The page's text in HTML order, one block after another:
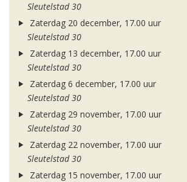
Sleutelstad 30
Zaterdag 20 december, 17.00 uur
Sleutelstad 30
Zaterdag 13 december, 17.00 uur
Sleutelstad 30
Zaterdag 6 december, 17.00 uur
Sleutelstad 30
Zaterdag 29 november, 17.00 uur
Sleutelstad 30
Zaterdag 22 november, 17.00 uur
Sleutelstad 30
Zaterdag 15 november, 17.00 uur